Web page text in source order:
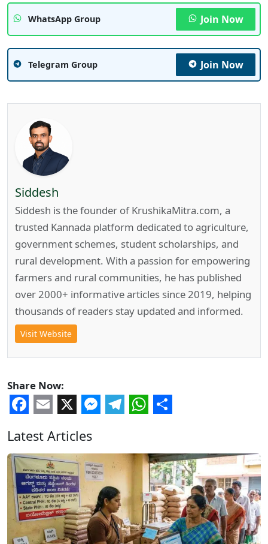
WhatsApp Group Join Now
Telegram Group Join Now
Siddesh
Siddesh is the founder of KrushikaMitra.com, a
trusted Kannada platform dedicated to agriculture,
government schemes, student scholarships, and
rural development. With a passion for empowering
farmers and rural communities, he has published
over 2000+ informative articles since 2019, helping
thousands of readers stay updated and informed.
Visit Website
Share Now:
Latest Articles